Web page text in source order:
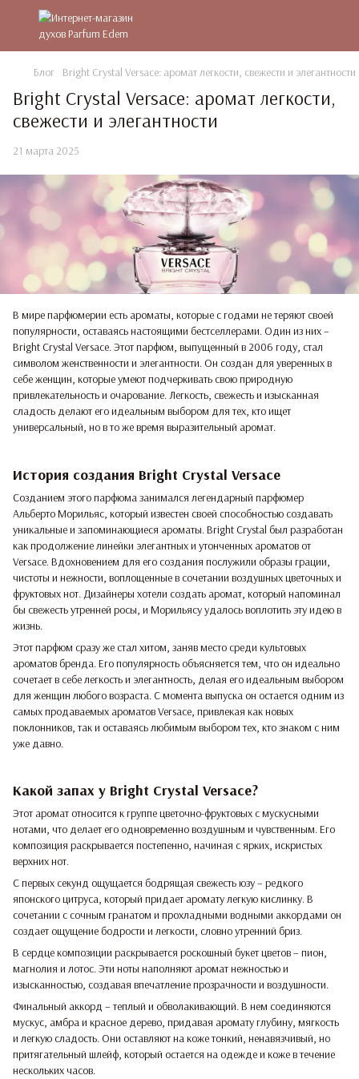
Блог Bright Crystal Versace: аромат легкости, свежести и элегантности
Bright Crystal Versace: аромат легкости,
свежести и элегантности
21 марта 2025
В мире парфюмерии есть ароматы, которые с годами не теряют своей
популярности, оставаясь настоящими бестселлерами. Один из них –
Bright Crystal Versace. Этот парфюм, выпущенный в 2006 году, стал
символом женственности и элегантности. Он создан для уверенных в
себе женщин, которые умеют подчеркивать свою природную
привлекательность и очарование. Легкость, свежесть и изысканная
сладость делают его идеальным выбором для тех, кто ищет
универсальный, но в то же время выразительный аромат.
История создания Bright Crystal Versace
Созданием этого парфюма занимался легендарный парфюмер
Альберто Морильяс, который известен своей способностью создавать
уникальные и запоминающиеся ароматы. Bright Crystal был разработан
как продолжение линейки элегантных и утонченных ароматов от
Versace. Вдохновением для его создания послужили образы грации,
чистоты и нежности, воплощенные в сочетании воздушных цветочных и
фруктовых нот. Дизайнеры хотели создать аромат, который напоминал
бы свежесть утренней росы, и Морильясу удалось воплотить эту идею в
жизнь.
Этот парфюм сразу же стал хитом, заняв место среди культовых
ароматов бренда. Его популярность объясняется тем, что он идеально
сочетает в себе легкость и элегантность, делая его идеальным выбором
для женщин любого возраста. С момента выпуска он остается одним из
самых продаваемых ароматов Versace, привлекая как новых
поклонников, так и оставаясь любимым выбором тех, кто знаком с ним
уже давно.
Какой запах у Bright Crystal Versace?
Этот аромат относится к группе цветочно-фруктовых с мускусными
нотами, что делает его одновременно воздушным и чувственным. Его
композиция раскрывается постепенно, начиная с ярких, искристых
верхних нот.
С первых секунд ощущается бодрящая свежесть юзу – редкого
японского цитруса, который придает аромату легкую кислинку. В
сочетании с сочным гранатом и прохладными водными аккордами он
создает ощущение бодрости и легкости, словно утренний бриз.
В сердце композиции раскрывается роскошный букет цветов – пион,
магнолия и лотос. Эти ноты наполняют аромат нежностью и
изысканностью, создавая впечатление прозрачности и воздушности.
Финальный аккорд – теплый и обволакивающий. В нем соединяются
мускус, амбра и красное дерево, придавая аромату глубину, мягкость
и легкую сладость. Они оставляют на коже тонкий, ненавязчивый, но
притягательный шлейф, который остается на одежде и коже в течение
нескольких часов.